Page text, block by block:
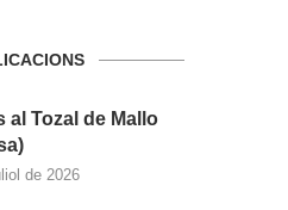
al Tozal de Mallo
de 2026